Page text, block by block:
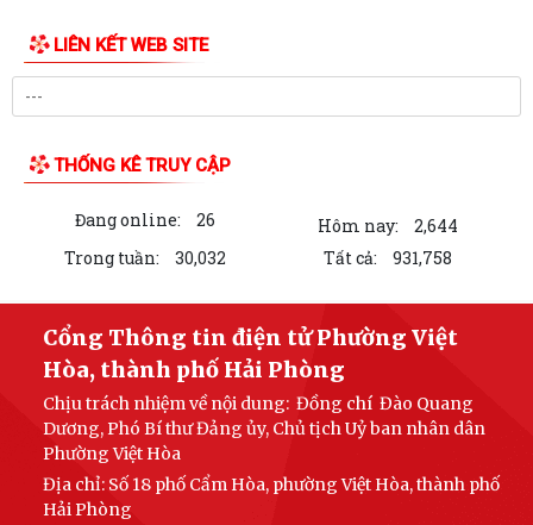
năm học 2026-2027
Công đoàn phường Việt Hòa tổ chức tập huấn kỹ năng thương lượng,
ký kết thỏa ước lao động tập thể
THƯ KHEN CỦA UBND PHƯỜNG GỬI CÁN BỘ, CHIẾN SĨ CÔNG AN
PHƯỜNG
KỶ NIỆM 79 NĂM NGÀY THƯƠNG BINH - LIỆT SĨ (27/7/1947 -
27/7/2026)
HỘI CỰU CHIẾN BINH PHỐI HỢP VỚI HỘI NẠN NHÂN DA CAM/DIOXIN
PHƯỜNG VIỆT HÒA THĂM, TẶNG QUÀ GIA ĐÌNH...
PHƯỜNG VIỆT HÒA THẮP NẾN TRI ÂN CÁC ANH HÙNG LIỆT SĨ NHÂN
KỶ NIỆM 79 NĂM NGÀY THƯƠNG BINH - LIỆT SĨ...
Phường Việt Hòa tổ chức ra quân dọn dẹp vệ sinh môi trường, chỉnh
trang cảnh quan Nghĩa trang Liệt...
LIÊN KẾT WEB SITE
THỐNG KÊ TRUY CẬP